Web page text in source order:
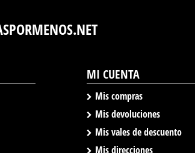
MI CUENTA
Mis compras
Mis devoluciones
Mis vales de descuento
Mis direcciones